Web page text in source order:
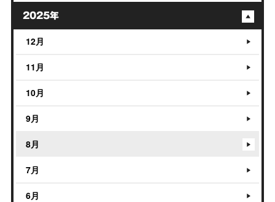
2025年
12月
11月
10月
9月
8月
7月
6月